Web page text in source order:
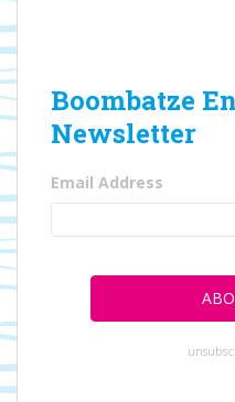
Boombatze
Newsletter
Email Address